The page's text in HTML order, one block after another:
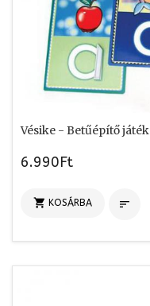
Vésike - Betűépítő játék
6.990Ft
 KOSÁRBA 